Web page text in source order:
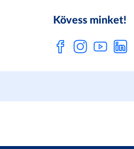
Kövess minket!